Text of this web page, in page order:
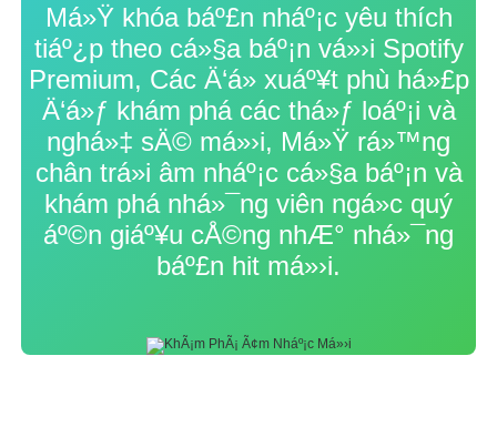
Má»Ÿ khóa báº£n nháº¡c yêu thích
tiáº¿p theo cá»§a báº¡n vá»›i Spotify
Premium, Các Ä‘á» xuáº¥t phù há»£p
Ä‘á»ƒ khám phá các thá»ƒ loáº¡i và
nghá»‡ sÄ© má»›i, Má»Ÿ rá»™ng
chân trá»i âm nháº¡c cá»§a báº¡n và
khám phá nhá»¯ng viên ngá»c quý
áº©n giáº¥u cÅ©ng nhÆ° nhá»¯ng
báº£n hit má»›i.